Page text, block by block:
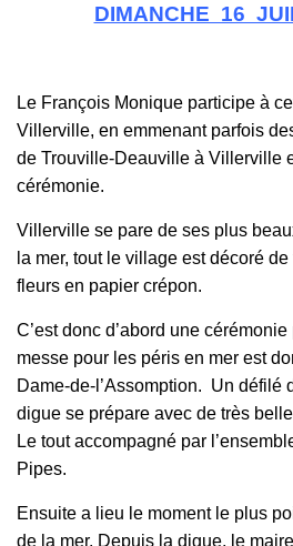
DIMANCHE 16
Le François Monique participe à
Villerville, en emmenant parfois
de Trouville-Deauville à Villerville
cérémonie.
Villerville se pare de ses plus
la mer, tout le village est décoré
fleurs en papier crépon.
C’est donc d’abord une
messe pour les péris en mer est
Dame-de-l’Assomption. Un défilé
digue se prépare avec de très
Le tout accompagné par
Pipes.
Ensuite a lieu le moment le plus
de la mer. Depuis la digue, le